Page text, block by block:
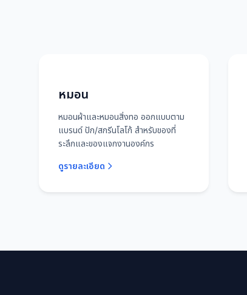
หมอน
หมอนผ้าและหมอนสิ่งทอ ออกแบบตาม
แบรนด์ ปัก/สกรีนโลโก้ สำหรับของที่
ระลึกและของแจกงานองค์กร
ดูรายละเอียด